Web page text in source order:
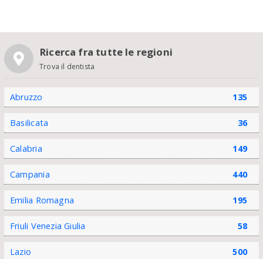
Ricerca fra tutte le regioni
Trova il dentista
Abruzzo 135
Basilicata 36
Calabria 149
Campania 440
Emilia Romagna 195
Friuli Venezia Giulia 58
Lazio 500